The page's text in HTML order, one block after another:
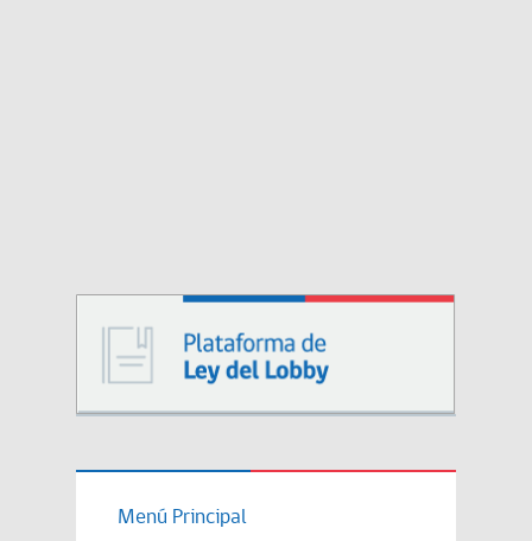
Menú Principal